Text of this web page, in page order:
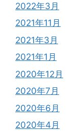
2022年3月
2021年11月
2021年3月
2021年1月
2020年12月
2020年7月
2020年6月
2020年4月